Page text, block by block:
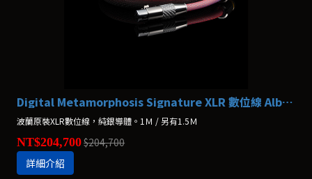
Digital Metamorphosis Signature XLR 數位線 Albedo
波蘭原裝XLR數位線，純銀導體。1Ｍ / 另有1.5Ｍ
NT$204,700$204,700
詳細介紹